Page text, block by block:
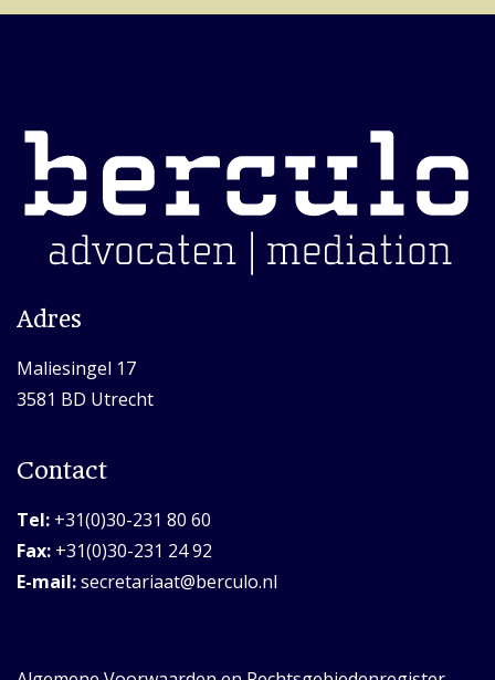
Adres
Maliesingel 17
3581 BD Utrecht
Contact
Tel: +31(0)30-231 80 60
Fax: +31(0)30-231 24 92
E-mail:secretariaat@berculo.nl